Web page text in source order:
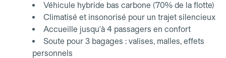
Véhicule hybride bas carbone (70% de la flotte)
Climatisé et insonorisé pour un trajet silencieux
Accueille jusqu'à 4 passagers en confort
Soute pour 3 bagages : valises, malles, effets
personnels